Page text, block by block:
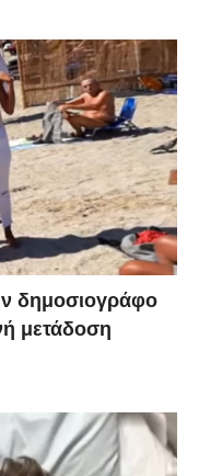
δημοσιογράφο
μετάδοση